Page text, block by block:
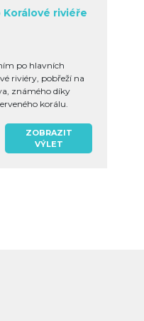
riviéře
po hlavních
riviéry, pobřeží na
známého díky
korálu.
ZOBRAZIT
VÝLET